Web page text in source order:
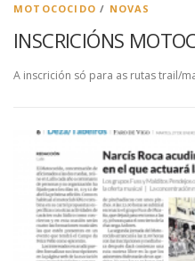
MOTOCOCIDO / NOVAS
INSCRICIÓNS
A inscrición só para as rutas trail/